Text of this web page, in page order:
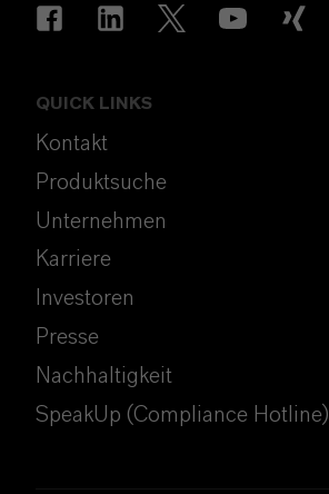
QUICK LINKS
Kontakt
Produktsuche
Unternehmen
Karriere
Investoren
Presse
Nachhaltigkeit
SpeakUp (Compliance Hotline)